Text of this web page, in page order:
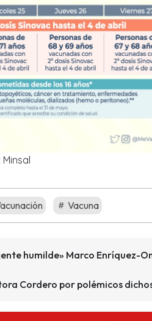
Minsal
Vacuna
humilde» Marco Enríquez-
Cordero por polémicos